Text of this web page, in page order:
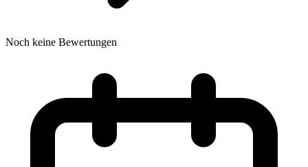
Noch keine Bewertungen